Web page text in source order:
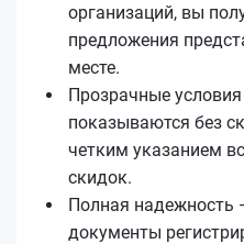
организаций, вы
предложения
месте.
Прозрачные
показываются без
четким указанием
скидок.
Полная
документы